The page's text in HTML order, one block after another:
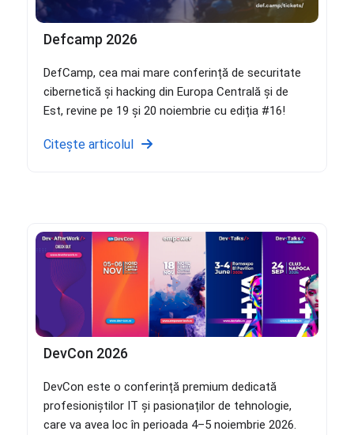
Defcamp 2026
DefCamp, cea mai mare conferință de securitate
cibernetică și hacking din Europa Centrală și de
Est, revine pe 19 și 20 noiembrie cu ediția #16!
Citește articolul
DevCon 2026
DevCon este o conferință premium dedicată
profesioniștilor IT și pasionaților de tehnologie,
care va avea loc în perioada 4–5 noiembrie 2026.